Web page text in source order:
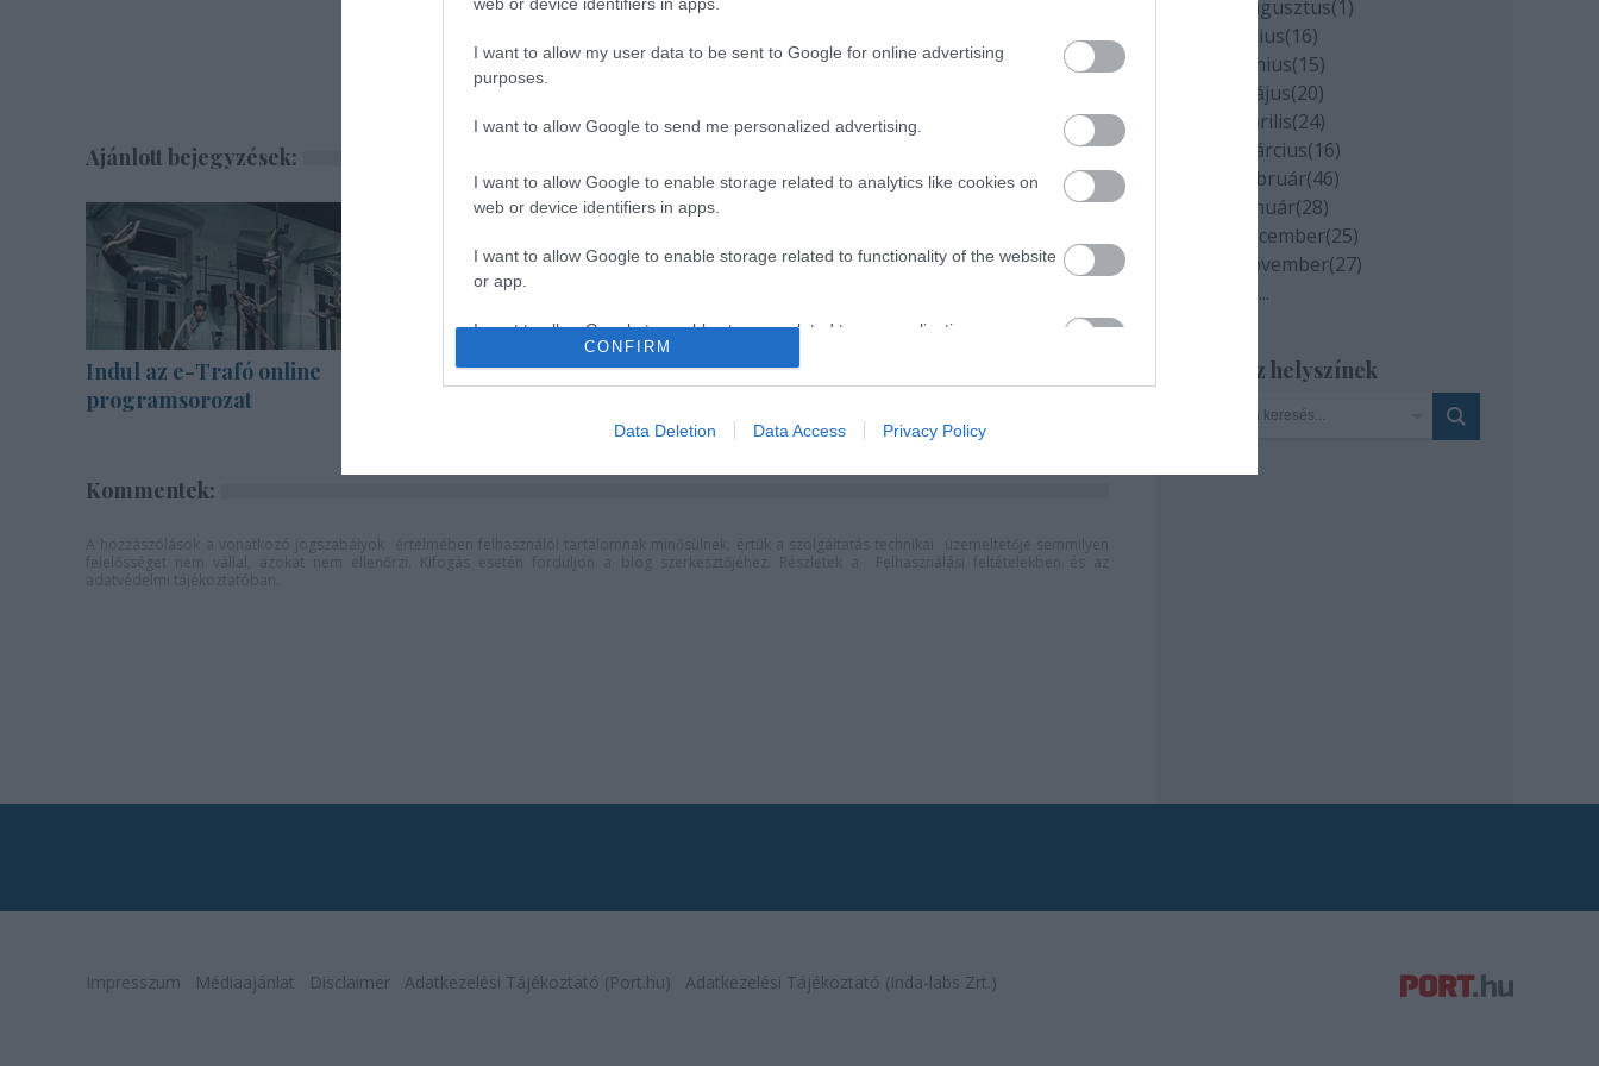
web or device identifiers in apps.
I want to allow my user data to be sent to Google for online advertising
purposes.
I want to allow Google to send me personalized advertising.
I want to allow Google to enable storage related to analytics like cookies on
web or device identifiers in apps.
I want to allow Google to enable storage related to functionality of the website
or app.
I want to allow Google to enable storage related to personalization.
I want to allow Google to enable storage related to security, including
CONFIRM
Data Deletion Data Access Privacy Policy
Ajánlott bejegyzések:
Indul az e-Trafó online
programsorozat
Augusztusban jön az év
Különleges találkozások
Kommentek:
2020 augusztus(1)
2020 július(16)
2020 június(15)
2020 május(20)
2020 április(24)
2020 március(16)
2020 február(46)
2020 január(28)
2019 december(25)
2019 november(27)
...
Szinház helyszínek
Impresszum Médiaajánlat Disclaimer Adatkezelési Tájékoztató (Port.hu) Adatkezelési Tájékoztató (Inda-labs Zrt.)